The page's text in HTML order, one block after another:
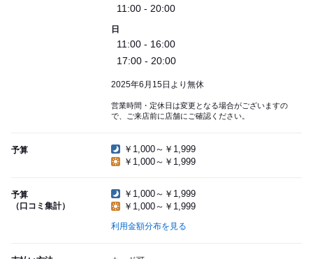
11:00 - 20:00
日
11:00 - 16:00
17:00 - 20:00
2025年6月15日より無休
営業時間・定休日は変更となる場合がございますの
で、ご来店前に店舗にご確認ください。
予算
￥1,000～￥1,999
￥1,000～￥1,999
予算
（口コミ集計）
￥1,000～￥1,999
￥1,000～￥1,999
利用金額分布を見る